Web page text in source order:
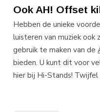
Ook AH! Offset
Hebben de unieke
luisteren van muziek
gebruik te maken van de
bieden. U kunt dit voor
hier bij Hi-Stands! Twijfel